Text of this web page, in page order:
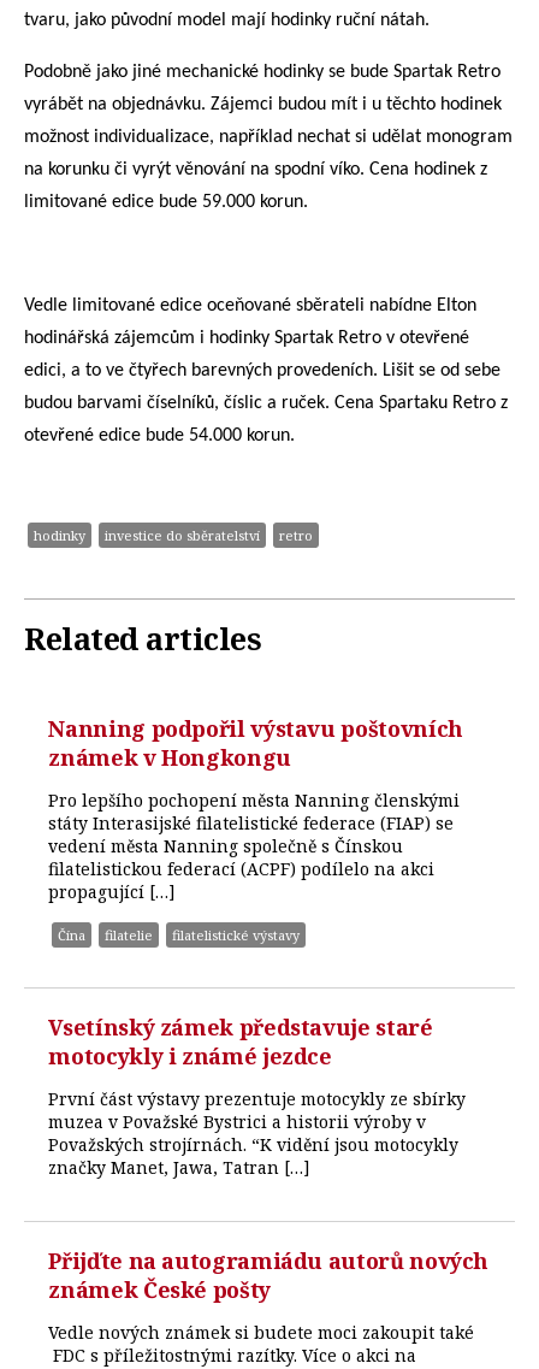
tvaru, jako původní model mají hodinky ruční nátah.
Podobně jako jiné mechanické hodinky se bude Spartak Retro
vyrábět na objednávku. Zájemci budou mít i u těchto hodinek
možnost individualizace, například nechat si udělat monogram
na korunku či vyrýt věnování na spodní víko. Cena hodinek z
limitované edice bude 59.000 korun.
Vedle limitované edice oceňované sběrateli nabídne Elton
hodinářská zájemcům i hodinky Spartak Retro v otevřené
edici, a to ve čtyřech barevných provedeních. Lišit se od sebe
budou barvami číselníků, číslic a ruček. Cena Spartaku Retro z
otevřené edice bude 54.000 korun.
hodinky investice do sběratelství retro
Related articles
Nanning podpořil výstavu poštovních
známek v Hongkongu
Pro lepšího pochopení města Nanning členskými
státy Interasijské filatelistické federace (FIAP) se
vedení města Nanning společně s Čínskou
filatelistickou federací (ACPF) podílelo na akci
propagující […]
Čína filatelie filatelistické výstavy
Vsetínský zámek představuje staré
motocykly i známé jezdce
První část výstavy prezentuje motocykly ze sbírky
muzea v Považské Bystrici a historii výroby v
Považských strojírnách. “K vidění jsou motocykly
značky Manet, Jawa, Tatran […]
Přijďte na autogramiádu autorů nových
známek České pošty
Vedle nových známek si budete moci zakoupit také
FDC s příležitostnými razítky. Více o akci na